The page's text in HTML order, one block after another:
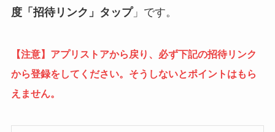
度「招待リンク」タップ」です。
【注意】アプリストアから戻り、必ず下記の招待リンク
から登録をしてください。そうしないとポイントはもら
えません。